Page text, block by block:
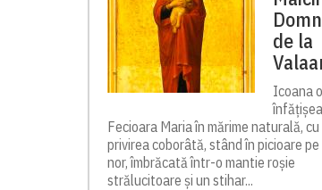
de la
Icoana o
Fecioara Maria în mărime naturală, cu
privirea coborâtă, stând în picioare pe
nor, îmbrăcată într-o mantie roșie
strălucitoare și un stihar...